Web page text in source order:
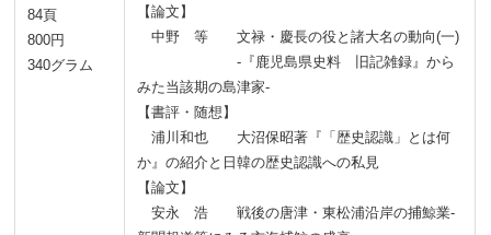
84頁
800円
340グラム
【論文】
中野 等 文禄・慶長の役と諸大名の動向(一)
-『鹿児島県史料 旧記雑録』から
みた当該期の島津家-
【書評・随想】
浦川和也大沼保昭著『「歴史認識」とは何
か』の紹介と日韓の歴史認識への私見
【論文】
安永 浩 戦後の唐津・東松浦沿岸の捕鯨業-